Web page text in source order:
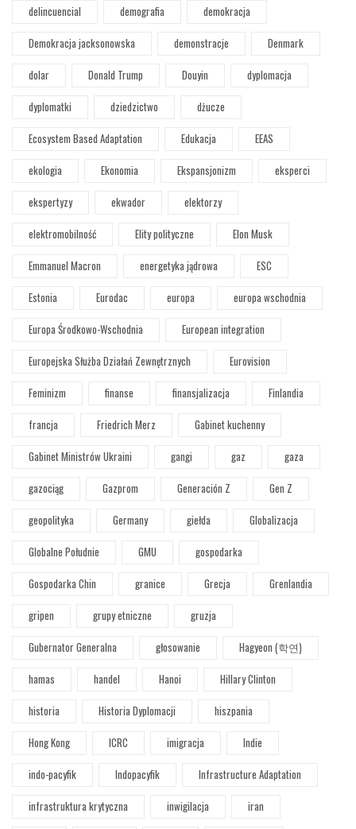
delincuencial demografia
demokracja
Demokracja jacksonowska
demonstracje
Denmark
dolar
Donald Trump Douyin
dyplomacja
dyplomatki
dziedzictwo
dżucze
Ecosystem Based Adaptation
Edukacja
EEAS
ekologia
Ekonomia Ekspansjonizm
eksperci
ekspertyzy
ekwador
elektorzy
elektromobilność
Elity polityczne
Elon Musk
Emmanuel Macron
energetyka jądrowa
ESC
Estonia
Eurodac europa
europa wschodnia
Europa Środkowo-Wschodnia
European integration
Europejska Służba Działań Zewnętrznych
Eurovision
Feminizm
finanse finansjalizacja
Finlandia
francja
Friedrich Merz
Gabinet kuchenny
Gabinet Ministrów Ukraini
gangi gaz
gaza
gazociąg
Gazprom Generación Z
Gen Z
geopolityka
Germany giełda
Globalizacja
Globalne Południe
GMU
gospodarka
Gospodarka Chin
granice Grecja
Grenlandia
gripen
grupy etniczne
gruzja
Gubernator Generalna
głosowanie
Hagyeon (학연)
hamas
handel Hanoi
Hillary Clinton
historia
Historia Dyplomacji
hiszpania
Hong Kong
ICRC imigracja
Indie
indo-pacyfik
Indopacyfik
Infrastructure Adaptation
infrastruktura krytyczna
inwigilacja
iran